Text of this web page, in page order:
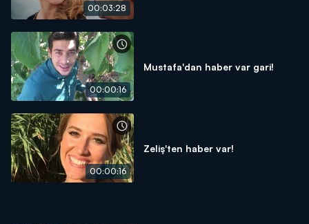
00:03:28
00:00:16
Mustafa'dan haber var gari!
00:00:16
Zeliş'ten haber var!